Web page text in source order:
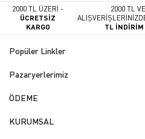
2000 TL ÜZERİ -
ÜCRETSİZ
KARGO
2000 TL
TL İNDİRİM
Popüler Linkler
Pazaryerlerimiz
ÖDEME
KURUMSAL